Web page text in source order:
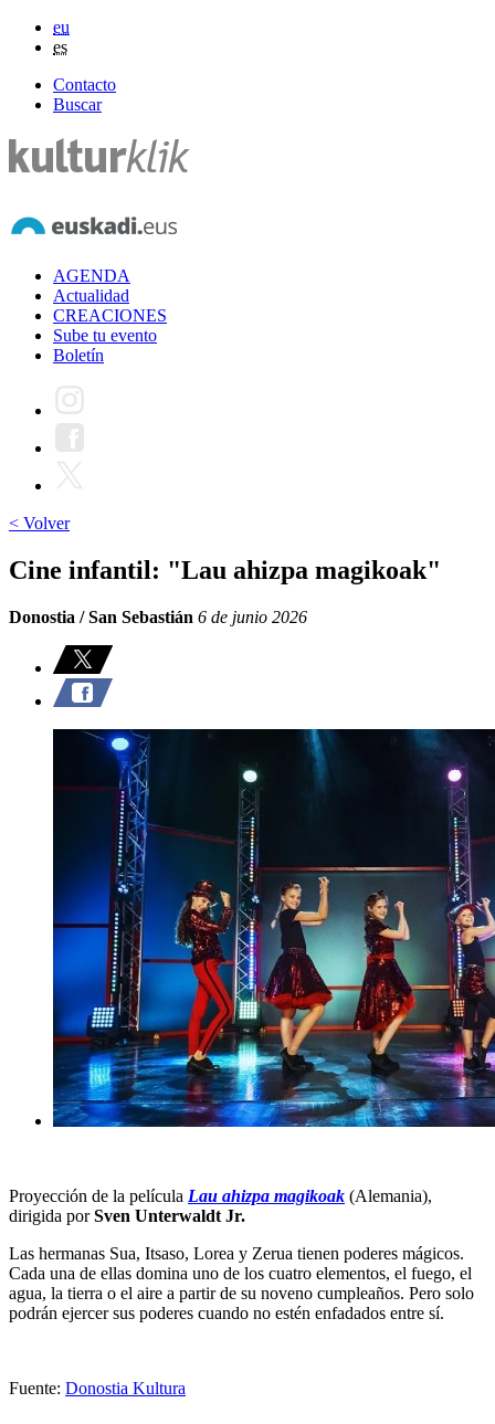
eu
es
Contacto
Buscar
AGENDA
Actualidad
CREACIONES
Sube tu evento
Boletín
< Volver
Cine infantil: "Lau ahizpa magikoak"
Donostia / San Sebastián 6 de junio 2026
Proyección de la película Lau ahizpa magikoak (Alemania),
dirigida porSven Unterwaldt Jr.
Las hermanas Sua, Itsaso, Lorea y Zerua tienen poderes mágicos.
Cada una de ellas domina uno de los cuatro elementos, el fuego, el
agua, la tierra o el aire a partir de su noveno cumpleaños. Pero solo
podrán ejercer sus poderes cuando no estén enfadados entre sí.
Fuente: Donostia Kultura